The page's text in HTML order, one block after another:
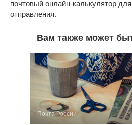
почтовый онлайн-калькулятор
отправления.
Вам также может
Почта России